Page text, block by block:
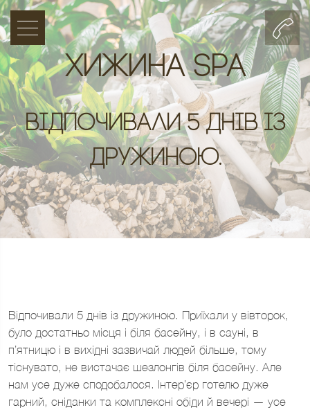
Хижина SPA
Відпочивали 5 днів із
дружиною.
Відпочивали 5 днів із дружиною. Приїхали у вівторок,
було достатньо місця і біля басейну, і в сауні, в
п’ятницю і в вихідні зазвичай людей більше, тому
тіснувато, не вистачає шезлонгів біля басейну. Але
нам усе дуже сподобалося. Інтер’єр готелю дуже
гарний, сніданки та комплексні обіди й вечері — усе